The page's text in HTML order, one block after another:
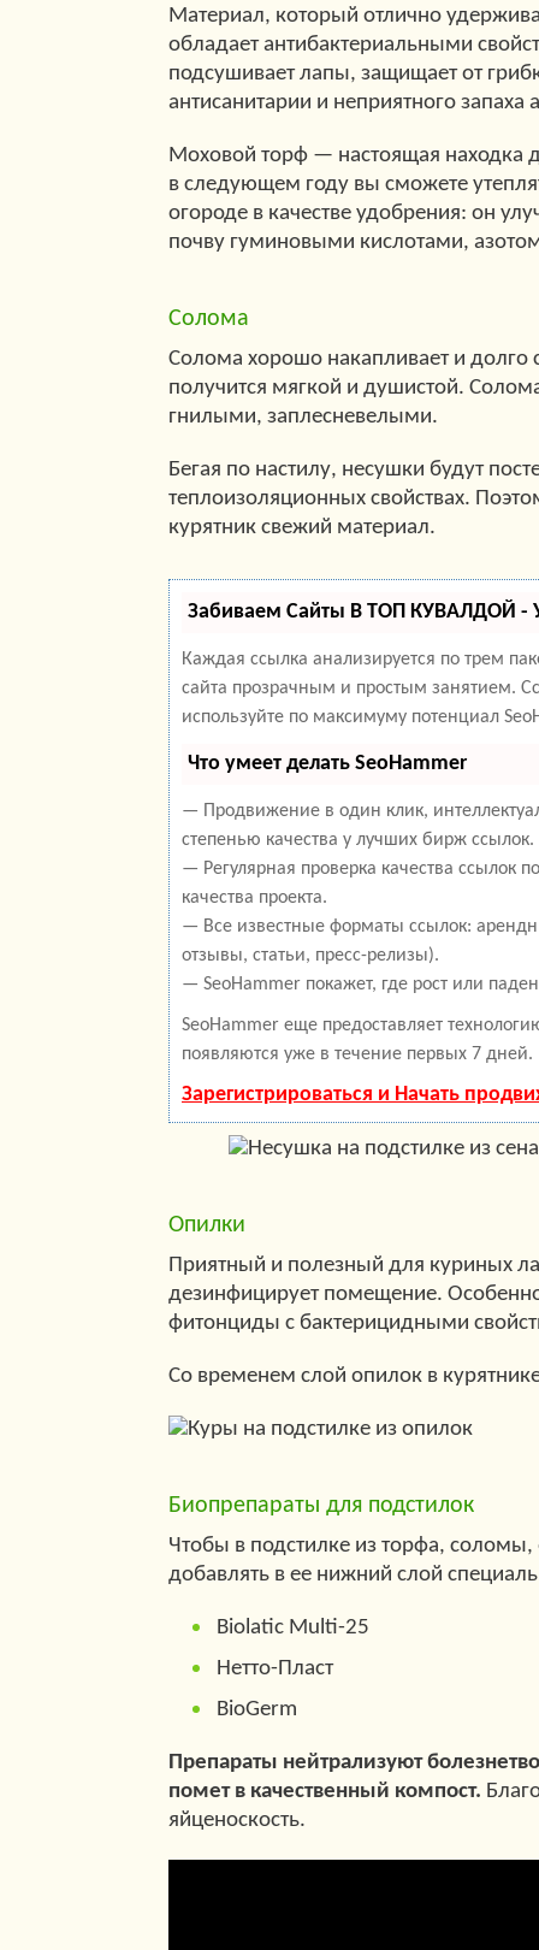
Материал, который отлично
обладает антибактериальными
подсушивает лапы, защищает от
антисанитарии и неприятного запаха
Моховой торф — настоящая находка
в следующем году вы сможете
огороде в качестве удобрения: он
почву гуминовыми кислотами,
Солома
Солома хорошо накапливает и долго
получится мягкой и душистой.
гнилыми, заплесневелыми.
Бегая по настилу, несушки будут
теплоизоляционных свойствах.
курятник свежий материал.
Забиваем Сайты В ТОП КУВАЛДОЙ -
Каждая ссылка анализируется по трем
сайта прозрачным и простым занятием.
используйте по максимуму потенциал
Что умеет делать SeoHammer
— Продвижение в один клик,
степенью качества у лучших бирж ссылок.
— Регулярная проверка качества ссылок
качества проекта.
— Все известные форматы ссылок:
отзывы, статьи, пресс-релизы).
— SeoHammer покажет, где рост или
SeoHammer еще предоставляет
появляются уже в течение первых 7 дней.
Зарегистрироваться и Начать
Опилки
Приятный и полезный для куриных
дезинфицирует помещение.
фитонциды с бактерицидными
Со временем слой опилок в
Биопрепараты для подстилок
Чтобы в подстилке из торфа,
добавлять в ее нижний слой
Biolatic Multi-25
Нетто-Пласт
BioGerm
Препараты нейтрализуют
помет в качественный компост.
яйценоскость.